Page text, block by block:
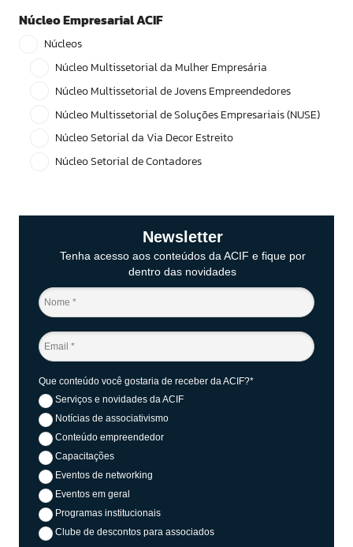
Núcleo Empresarial ACIF
Núcleos
Núcleo Multissetorial da Mulher Empresária
Núcleo Multissetorial de Jovens Empreendedores
Núcleo Multissetorial de Soluções Empresariais (NUSE)
Núcleo Setorial da Via Decor Estreito
Núcleo Setorial de Contadores
Newsletter
Tenha acesso aos conteúdos da ACIF e fique por
dentro das novidades
Que conteúdo você gostaria de receber da ACIF?*
Serviços e novidades da ACIF
Notícias de associativismo
Conteúdo empreendedor
Capacitações
Eventos de networking
Eventos em geral
Programas institucionais
Clube de descontos para associados